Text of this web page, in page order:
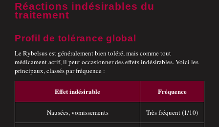
Réactions indésirables du
traitement
Profil de tolérance global
Le Rybelsus est généralement bien toléré, mais comme tout
médicament actif, il peut occasionner des effets indésirables. Voici les
principaux, classés par fréquence :
Effet indésirable Fréquence
Nausées, vomissements Très fréquent (1/10)